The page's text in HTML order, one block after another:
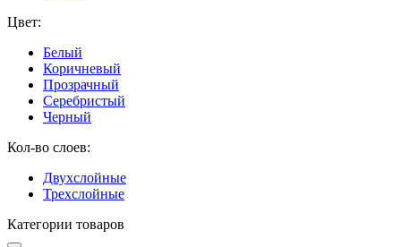
Цвет:
Белый
Коричневый
Прозрачный
Серебристый
Черный
Кол-во слоев:
Двухслойные
Трехслойные
Категории товаров